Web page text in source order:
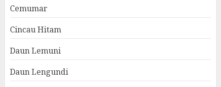
Cemumar
Cincau Hitam
Daun Lemuni
Daun Lengundi